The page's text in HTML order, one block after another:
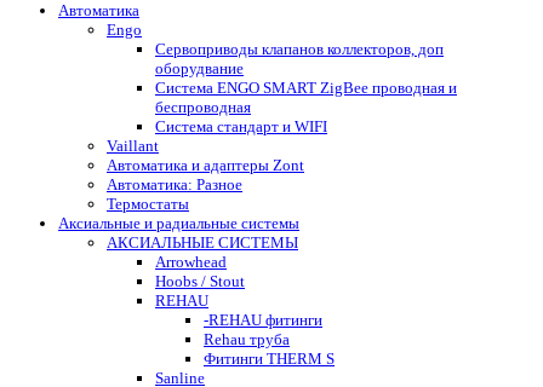
Автоматика
Engo
Сервоприводы клапанов коллекторов, доп
оборудвание
Система ENGO SMART ZigBee проводная и
беспроводная
Система стандарт и WIFI
Vaillant
Автоматика и адаптеры Zont
Автоматика: Разное
Термостаты
Аксиальные и радиальные системы
АКСИАЛЬНЫЕ СИСТЕМЫ
Arrowhead
Hoobs / Stout
REHAU
-REHAU фитинги
Rehau труба
Фитинги THERM S
Sanline